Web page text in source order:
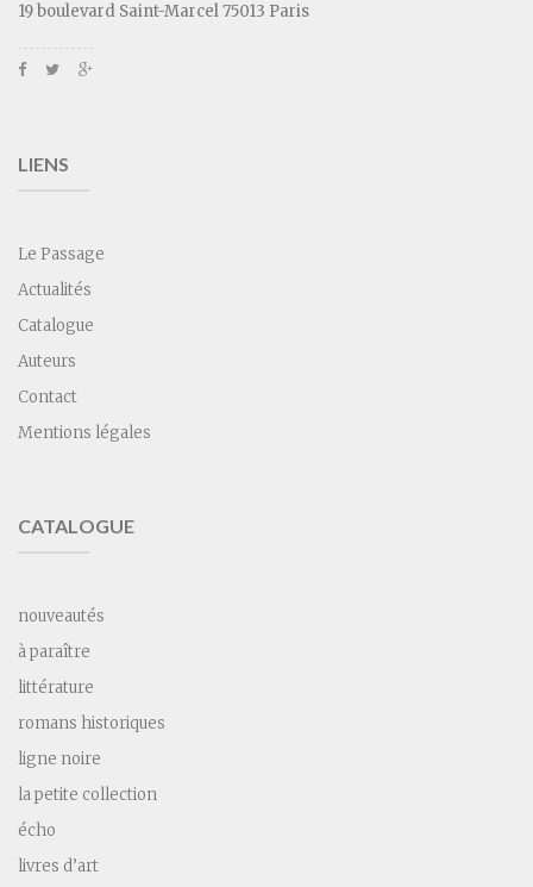
19 boulevard Saint-Marcel 75013 Paris
LIENS
Le Passage
Actualités
Catalogue
Auteurs
Contact
Mentions légales
CATALOGUE
nouveautés
à paraître
littérature
romans historiques
ligne noire
la petite collection
écho
livres d’art